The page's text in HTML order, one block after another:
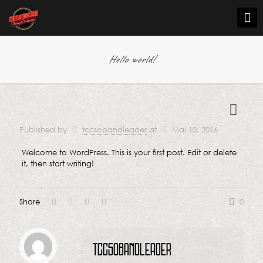
Hello world!
Published by tccsobandleader at Mai 10, 2016
Welcome to WordPress. This is your first post. Edit or delete
it, then start writing!
Share 0
tccsobandleader